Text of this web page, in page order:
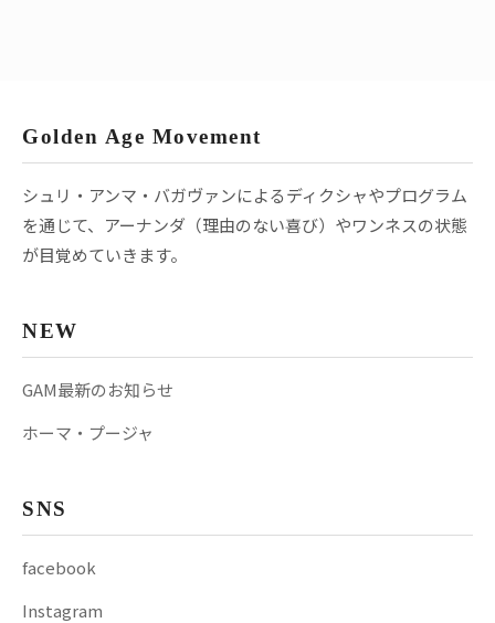
Golden Age Movement
シュリ・アンマ・バガヴァンによるディクシャやプログラム
を通じて、アーナンダ（理由のない喜び）やワンネスの状態
が目覚めていきます。
NEW
GAM最新のお知らせ
ホーマ・プージャ
SNS
facebook
Instagram